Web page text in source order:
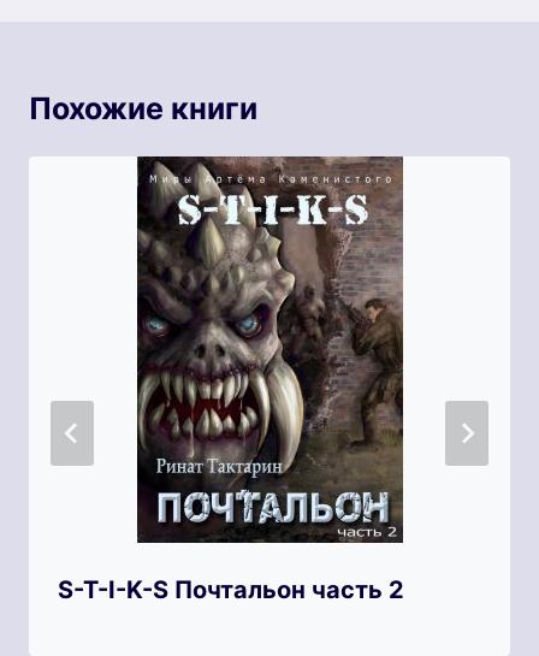
Похожие книги
S-T-I-K-S Почтальон часть 2